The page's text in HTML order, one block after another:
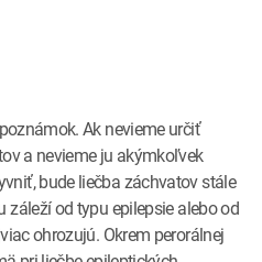
Ak nevieme určiť
a nevieme ju akýmkoľvek
bude liečba záchvatov stále
záleží od typu epilepsie alebo od
ohrozujú. Okrem perorálnej